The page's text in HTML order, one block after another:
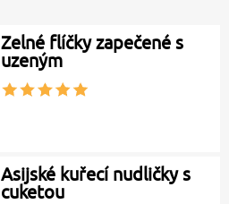
Zelné flíčky zapečené s
uzeným
Asijské kuřecí nudličky s
cuketou